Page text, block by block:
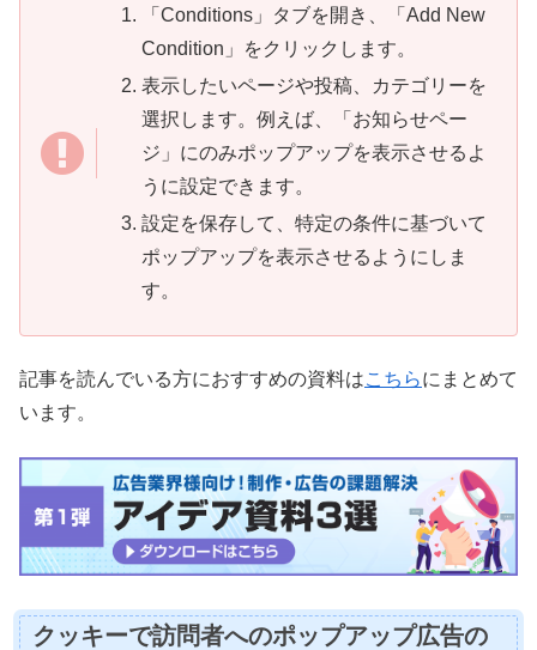
「Conditions」タブを開き、「Add New
Condition」をクリックします。
表示したいページや投稿、カテゴリーを
選択します。例えば、「お知らせペー
ジ」にのみポップアップを表示させるよ
うに設定できます。
設定を保存して、特定の条件に基づいて
ポップアップを表示させるようにしま
す。
記事を読んでいる方におすすめの資料はこちらにまとめて
います。
クッキーで訪問者へのポップアップ広告の